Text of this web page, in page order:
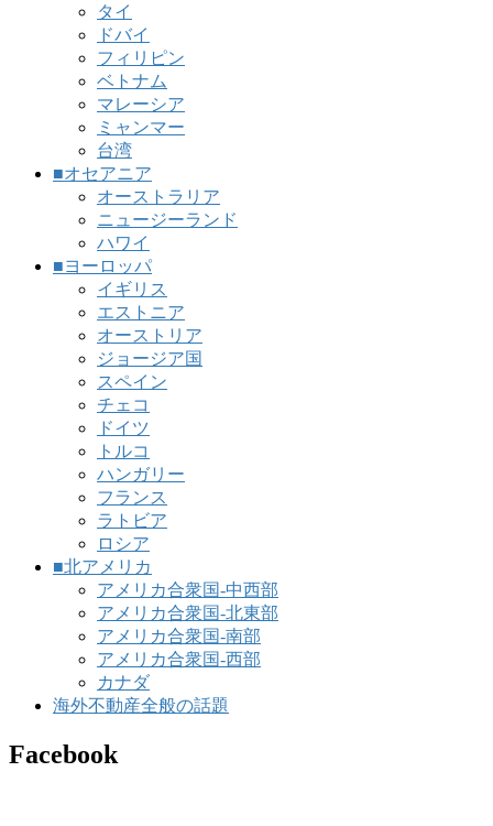
タイ
ドバイ
フィリピン
ベトナム
マレーシア
ミャンマー
台湾
■オセアニア
オーストラリア
ニュージーランド
ハワイ
■ヨーロッパ
イギリス
エストニア
オーストリア
ジョージア国
スペイン
チェコ
ドイツ
トルコ
ハンガリー
フランス
ラトビア
ロシア
■北アメリカ
アメリカ合衆国-中西部
アメリカ合衆国-北東部
アメリカ合衆国-南部
アメリカ合衆国-西部
カナダ
海外不動産全般の話題
Facebook